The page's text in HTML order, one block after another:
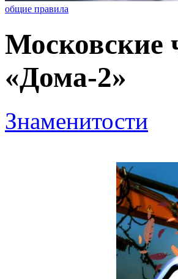
общие правила
Московские
«Дома-2»
Знаменитости